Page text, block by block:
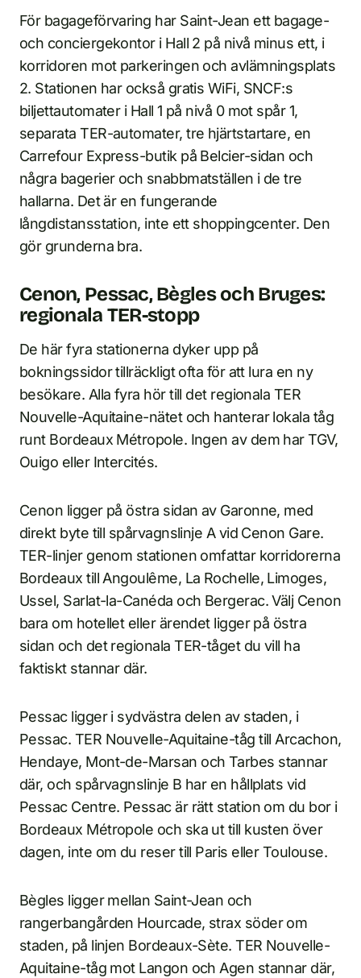
För bagageförvaring har Saint-Jean ett bagage-
och conciergekontor i Hall 2 på nivå minus ett, i
korridoren mot parkeringen och avlämningsplats
2. Stationen har också gratis WiFi, SNCF:s
biljettautomater i Hall 1 på nivå 0 mot spår 1,
separata TER-automater, tre hjärtstartare, en
Carrefour Express-butik på Belcier-sidan och
några bagerier och snabbmatställen i de tre
hallarna. Det är en fungerande
långdistansstation, inte ett shoppingcenter. Den
gör grunderna bra.
Cenon, Pessac, Bègles och Bruges:
regionala TER-stopp
De här fyra stationerna dyker upp på
bokningssidor tillräckligt ofta för att lura en ny
besökare. Alla fyra hör till det regionala TER
Nouvelle-Aquitaine-nätet och hanterar lokala tåg
runt Bordeaux Métropole. Ingen av dem har TGV,
Ouigo eller Intercités.
Cenon ligger på östra sidan av Garonne, med
direkt byte till spårvagnslinje A vid Cenon Gare.
TER-linjer genom stationen omfattar korridorerna
Bordeaux till Angoulême, La Rochelle, Limoges,
Ussel, Sarlat-la-Canéda och Bergerac. Välj Cenon
bara om hotellet eller ärendet ligger på östra
sidan och det regionala TER-tåget du vill ha
faktiskt stannar där.
Pessac ligger i sydvästra delen av staden, i
Pessac. TER Nouvelle-Aquitaine-tåg till Arcachon,
Hendaye, Mont-de-Marsan och Tarbes stannar
där, och spårvagnslinje B har en hållplats vid
Pessac Centre. Pessac är rätt station om du bor i
Bordeaux Métropole och ska ut till kusten över
dagen, inte om du reser till Paris eller Toulouse.
Bègles ligger mellan Saint-Jean och
rangerbangården Hourcade, strax söder om
staden, på linjen Bordeaux-Sète. TER Nouvelle-
Aquitaine-tåg mot Langon och Agen stannar där,